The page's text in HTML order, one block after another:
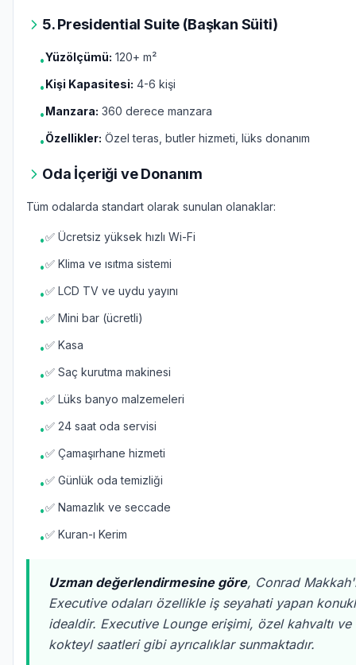
5. Presidential Suite (Başkan Süiti)
•Yüzölçümü: 120+ m²
•Kişi Kapasitesi: 4-6 kişi
•Manzara: 360 derece manzara
•Özellikler: Özel teras, butler hizmeti, lüks donanım
Oda İçeriği ve Donanım
Tüm odalarda standart olarak sunulan olanaklar:
•✅ Ücretsiz yüksek hızlı Wi-Fi
•✅ Klima ve ısıtma sistemi
•✅ LCD TV ve uydu yayını
•✅ Mini bar (ücretli)
•✅ Kasa
•✅ Saç kurutma makinesi
•✅ Lüks banyo malzemeleri
•✅ 24 saat oda servisi
•✅ Çamaşırhane hizmeti
•✅ Günlük oda temizliği
•✅ Namazlık ve seccade
•✅ Kuran-ı Kerim
Uzman değerlendirmesine göre, Conrad
Executive odaları özellikle iş seyahati yapan
idealdir. Executive Lounge erişimi, özel kahvaltı ve
kokteyl saatleri gibi ayrıcalıklar sunmaktadır.